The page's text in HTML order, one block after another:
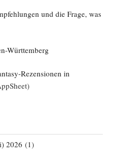
und die Frage, was
Württemberg
Rezensionen in
2026 (1)